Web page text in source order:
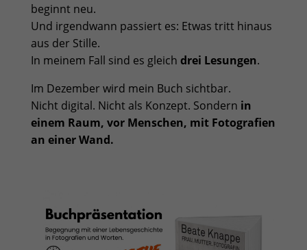
beginnt neu.
Und irgendwann passiert es: Etwas tritt hinaus
aus der Stille.
In meinem Fall sind es gleich drei Lesungen.
Im Dezember wird mein Buch sichtbar.
Nicht digital. Nicht als Konzept. Sondern in
einem Raum, vor Menschen, mit Fotografien
an einer Wand.